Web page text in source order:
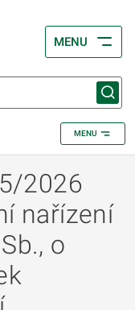
MENU
MENU
2026
nařízení
o